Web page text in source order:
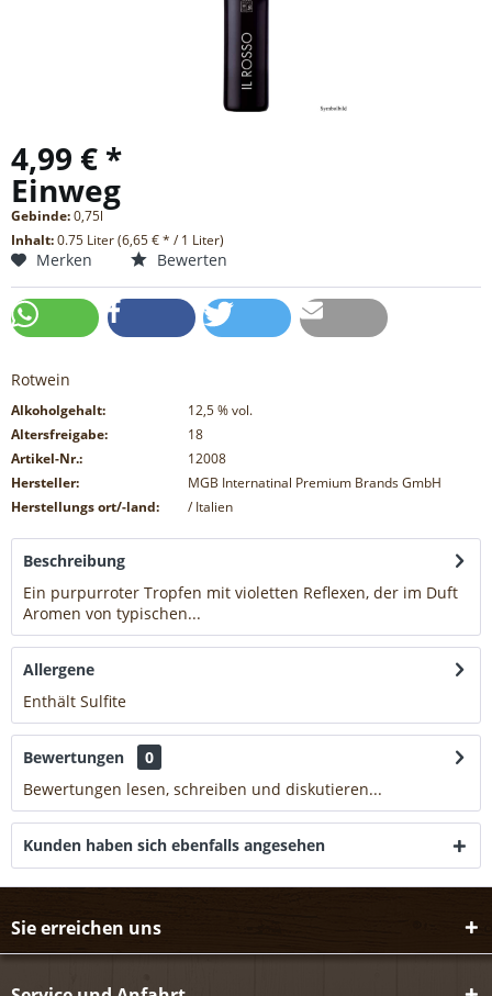
4,99 € *
Einweg
Gebinde:0,75l
Inhalt:0.75 Liter (6,65 € * / 1 Liter)
Merken Bewerten
Rotwein
Alkoholgehalt: 12,5% vol.
Altersfreigabe:
18
Artikel-Nr.:
12008
Hersteller:
MGB Internatinal Premium Brands GmbH
Herstellungs ort/-land:
/ Italien
Beschreibung
Ein purpurroter Tropfen mit violetten Reflexen, der im Duft
Aromen von typischen...
Allergene
Enthält Sulfite
Bewertungen
0
Bewertungen lesen, schreiben und diskutieren...
Kunden haben sich ebenfalls angesehen
Sie erreichen uns